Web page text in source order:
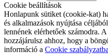
Cookie beállítások
Honlapunk sütiket (cookie-kat)
és alkalmazások nyújtása
lennének elérhetőek számodra.
hozzájárulsz ahhoz, hogy a
információ a Cookie